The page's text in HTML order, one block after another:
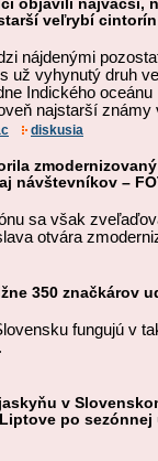
objavili najväčší,
veľrybí
nájdenými
už vyhynutý druh
Indického
najstarší známy
diskusia
návštevníkov –
sa však
otvára
350 značkárov
fungujú v
v
po